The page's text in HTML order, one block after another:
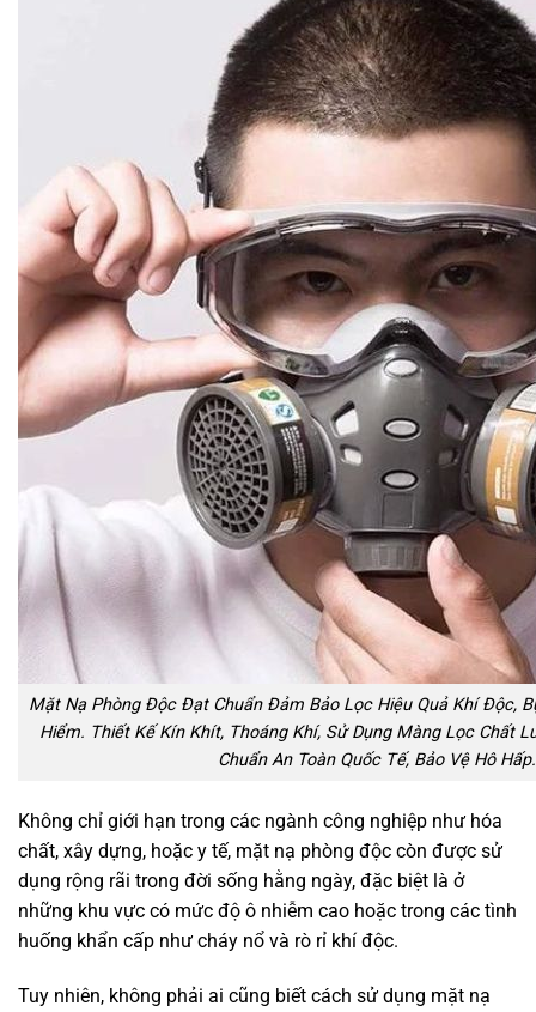
Mặt Nạ Phòng Độc Đạt Chuẩn Đảm Bảo Lọc Hiệu Quả Khí Độc,
Hiểm. Thiết Kế Kín Khít, Thoáng Khí, Sử Dụng Màng Lọc Chất
Chuẩn An Toàn Quốc Tế, Bảo Vệ Hô Hấp.
Không chỉ giới hạn trong các ngành công nghiệp như hóa
chất, xây dựng, hoặc y tế, mặt nạ phòng độc còn được sử
dụng rộng rãi trong đời sống hằng ngày, đặc biệt là ở
những khu vực có mức độ ô nhiễm cao hoặc trong các tình
huống khẩn cấp như cháy nổ và rò rỉ khí độc.
Tuy nhiên, không phải ai cũng biết cách sử dụng mặt nạ